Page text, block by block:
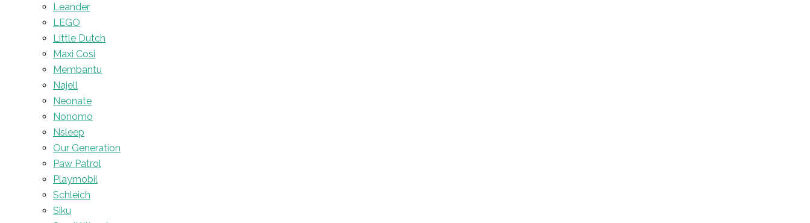
Leander
LEGO
Little Dutch
Maxi Cosi
Membantu
Najell
Neonate
Nonomo
Nsleep
Our Generation
Paw Patrol
Playmobil
Schleich
Siku